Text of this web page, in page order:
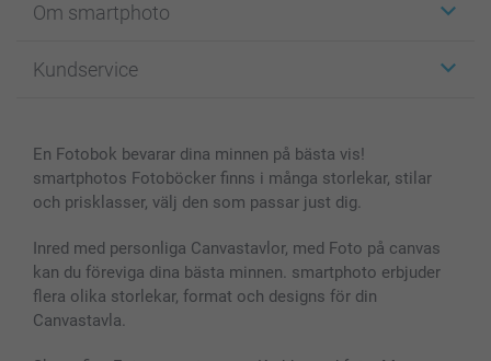
Fotokort
Fotoböcker
Skal till Mobil & Surfplatta
MyNameBook
Fotoramar & Tillbehör
Presentkort
Alla fotoprodukter
Om smartphoto
För affiliates
Sitemap
Villkor och garantier
Kundservice
smartbonus
Priser & betalning
En Fotobok bevarar dina minnen på bästa vis!
smartphotos Fotoböcker finns i många storlekar, stilar
och prisklasser, välj den som passar just dig.
Inred med personliga Canvastavlor, med Foto på canvas
kan du föreviga dina bästa minnen. smartphoto erbjuder
flera olika storlekar, format och designs för din
Canvastavla.